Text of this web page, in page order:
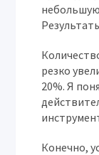
резко
20%. Я
Конечно,